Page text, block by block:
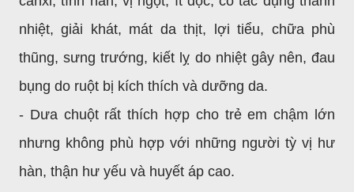
nhiệt, giải khát, mát da thịt, lợi tiểu, chữa phù
thũng, sưng trướng, kiết lỵ do nhiệt gây nên, đau
bụng do ruột bị kích thích và dưỡng da.
- Dưa chuột rất thích hợp cho trẻ em chậm lớn
nhưng không phù hợp với những người tỳ vị hư
hàn, thận hư yếu và huyết áp cao.